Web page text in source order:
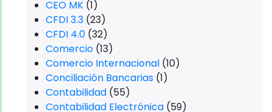
CEO MK (1)
CFDI 3.3 (23)
CFDI 4.0 (32)
Comercio (13)
Comercio Internacional (10)
Conciliación Bancarias (1)
Contabilidad (55)
Contabilidad Electrónica (59)